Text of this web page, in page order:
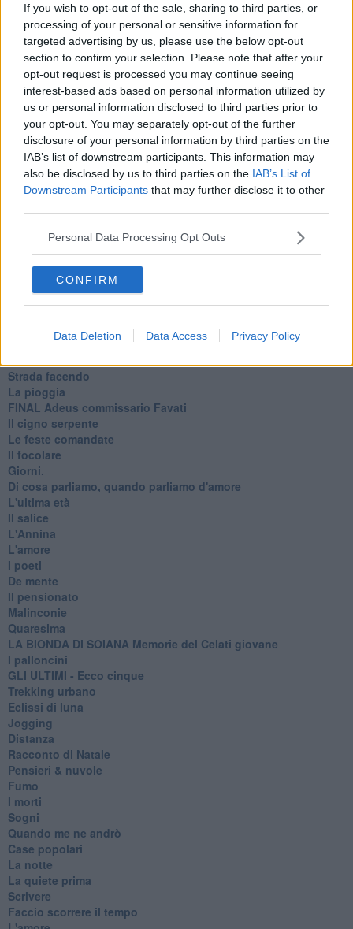
If you wish to opt-out of the sale, sharing to third parties, or
processing of your personal or sensitive information for
targeted advertising by us, please use the below opt-out
section to confirm your selection. Please note that after your
opt-out request is processed you may continue seeing
interest-based ads based on personal information utilized by
us or personal information disclosed to third parties prior to
your opt-out. You may separately opt-out of the further
disclosure of your personal information by third parties on the
IAB’s list of downstream participants. This information may
also be disclosed by us to third parties on the IAB’s List of
Downstream Participants that may further disclose it to other
Personal Data Processing Opt Outs
CONFIRM
Data Deletion Data Access Privacy Policy
Il padre della storia
Pensieri brevi
L'evoluzione della specie
Il servizio
Riflessioni
L'Oscuro
Generazioni
Cristobal
Il paese dei balocchi
Ciò che resta
La balena
Vittorio
Il mago, la pera e il Bar la Posta
Primavera
Pensieri
Mono logo
Settembre
​Scilla & Cariddi, un sogno di mezza estate
Strada facendo
La pioggia
FINAL Adeus commissario Favati
Il cigno serpente
Le feste comandate
Il focolare
Giorni.
Di cosa parliamo, quando parliamo d'amore
L'ultima età
Il salice
L'Annina
L'amore
I poeti
De mente
Il pensionato
Malinconie
Quaresima
LA BIONDA DI SOIANA Memorie del Celati giovane
I palloncini
GLI ULTIMI - Ecco cinque
Trekking urbano
Eclissi di luna
Jogging
Distanza
Racconto di Natale
Pensieri & nuvole
Fumo
I morti
Sogni
Quando me ne andrò
Case popolari
La notte
La quiete prima
Scrivere
Faccio scorrere il tempo